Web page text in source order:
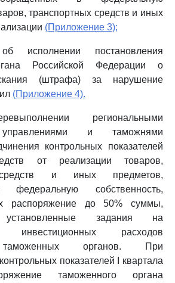
транспортных средств и иных
(Приложение 3);
исполнении постановления
Российской Федерации о
(штрафа) за нарушение
(Приложение 4).
региональными
и таможнями
контрольных показателей
от реализации товаров,
средств и иных предметов,
собственность,
распоряжение до 50% суммы,
задания на
инвестиционных расходов
таможенных органов. При
показателей I квартала
таможенного органа